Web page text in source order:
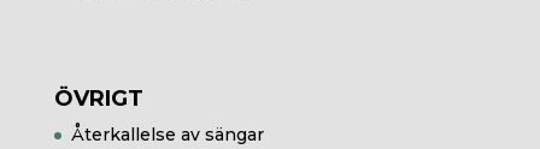
ÖVRIGT
Återkallelse av sängar